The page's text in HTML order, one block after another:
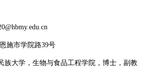
施市学院路39号
族大学，生物与食品工程学院，博士，副教